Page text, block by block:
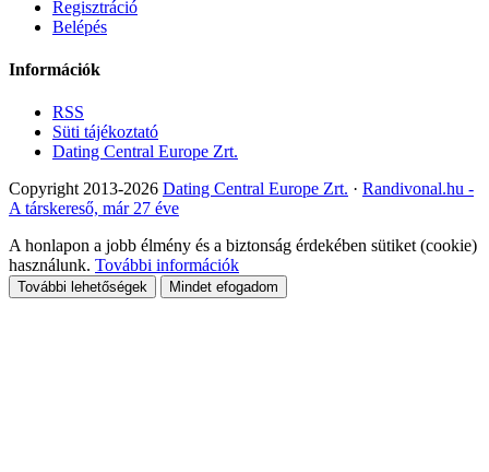
Regisztráció
Belépés
Információk
RSS
Süti tájékoztató
Dating Central Europe Zrt.
Copyright 2013-2026 Dating Central Europe Zrt. · Randivonal.hu -
A társkereső, már 27 éve
A honlapon a jobb élmény és a biztonság érdekében sütiket (cookie)
használunk. További információk
További lehetőségek Mindet efogadom